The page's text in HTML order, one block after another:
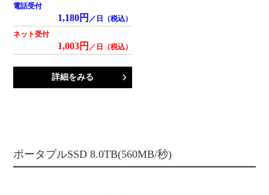
電話受付
1,180円 ／日（税込）
ネット受付
1,003円 ／日（税込）
詳細をみる
ポータブルSSD 8.0TB(560MB/秒)